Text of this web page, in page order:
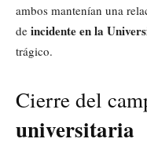
ambos mantenían una
de incidente en la
trágico.
Cierre del
universitaria